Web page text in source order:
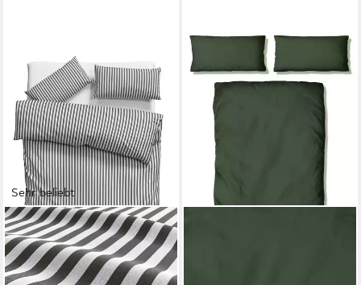
Sehr beliebt
LEGER HOME BY LENA GERCKE
Bettwäsche Linnea, Renforcé,
2 teilig, aus 100% Baumwolle,
Streifendesign